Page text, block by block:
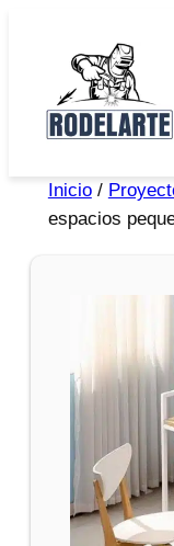
Inicio/
espacios